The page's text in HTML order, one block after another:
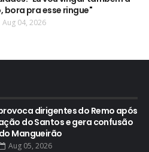
bora pra esse ringue"
Aug 04, 2026
dirigentes do Remo após
do Santos e gera confusão
Mangueirão
Aug 05, 2026